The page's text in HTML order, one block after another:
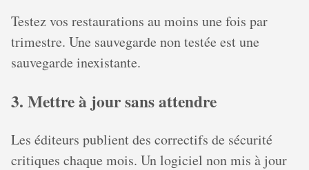
Testez vos restaurations au moins une fois par
trimestre. Une sauvegarde non testée est une
sauvegarde inexistante.
3. Mettre à jour sans attendre
Les éditeurs publient des correctifs de sécurité
critiques chaque mois. Un logiciel non mis à jour